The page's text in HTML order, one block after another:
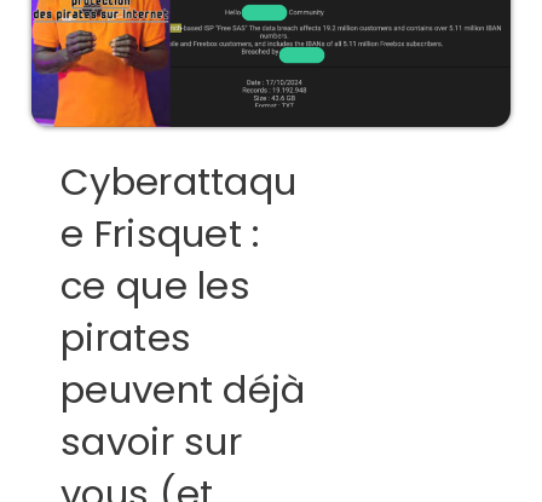
Cyberattaqu
e Frisquet :
ce que les
pirates
peuvent déjà
savoir sur